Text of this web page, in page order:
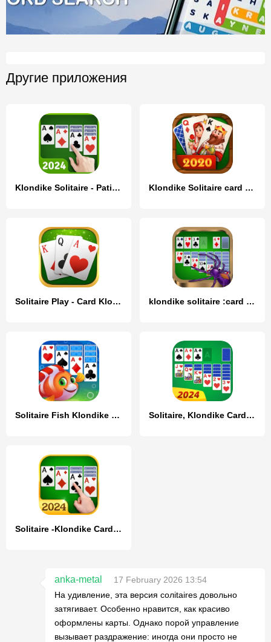
Другие приложения
Klondike Solitaire - Patience Klondike Solitaire card game
Solitaire Play - Card Klondike klondike solitaire :card shark
Solitaire Fish Klondike Card Solitaire, Klondike Card Games
Solitaire -Klondike Card Games
anka-metal
17 February 2026 13:54
На удивление, эта версия солitaires довольно
затягивает. Особенно нравится, как красиво
оформлены карты. Однако порой управление
вызывает раздражение: иногда они просто не